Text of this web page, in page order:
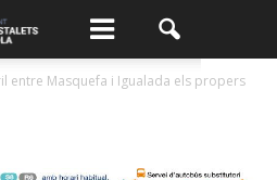
entre Masquefa i Igualada els propers